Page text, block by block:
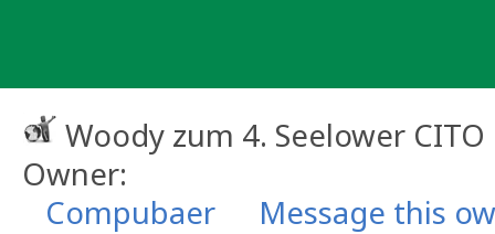
Woody zum 4. Seelower CITO
Owner:
Compubaer
Message this